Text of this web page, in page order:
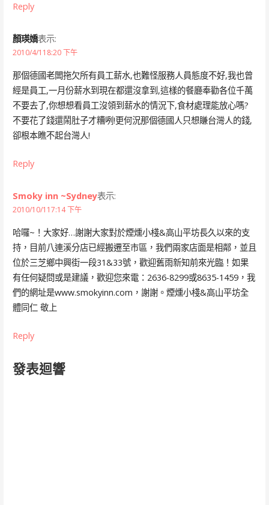
Reply
顏瑛嬌表示:
2010/4/118:20 下午
那個德國老闆拖欠所有員工薪水,也難怪服務人員態度不好,我也曾
經是員工,一月份薪水到現在都還沒拿到,這樣的餐廳奉勸各位千萬
不要去了,你想想看員工沒領到薪水的情況下,食材處理能放心嗎?
不要花了錢還鬧肚子才糟咧!更何況那個德國人只想賺台灣人的錢,
卻根本瞧不起台灣人!
Reply
Smoky inn ~Sydney表示:
2010/10/117:14 下午
哈囉~！大家好…謝謝大家對於煙燻小棧&高山平坊長久以來的支
持，目前八連溪分店已經搬遷至市區，我們兩家店面是相鄰，並且
位於三芝鄉中興街一段31&33號，歡迎舊雨新知前來光臨！如果
有任何疑問或是建議，歡迎您來電：2636-8299或8635-1459，我
們的網址是www.smokyinn.com，謝謝。煙燻小棧&高山平坊全
體同仁 敬上
Reply
發表迴響